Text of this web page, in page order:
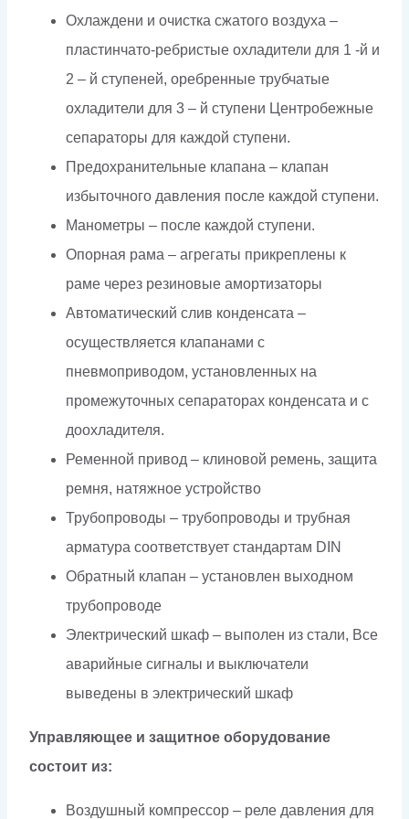
Охлаждени и очистка сжатого воздуха –
пластинчато-ребристые охладители для 1 -й и
2 – й ступеней, оребренные трубчатые
охладители для 3 – й ступени Центробежные
сепараторы для каждой ступени.
Предохранительные клапана – клапан
избыточного давления после каждой ступени.
Манометры – после каждой ступени.
Опорная рама – агрегаты прикреплены к
раме через резиновые амортизаторы
Автоматический слив конденсата –
осуществляется клапанами с
пневмоприводом, установленных на
промежуточных сепараторах конденсата и с
доохладителя.
Ременной привод – клиновой ремень, защита
ремня, натяжное устройство
Трубопроводы – трубопроводы и трубная
арматура соответствует стандартам DIN
Обратный клапан – установлен выходном
трубопроводе
Электрический шкаф – выполен из стали, Все
аварийные сигналы и выключатели
выведены в электрический шкаф
Управляющее и защитное оборудование
состоит из:
Воздушный компрессор – реле давления для